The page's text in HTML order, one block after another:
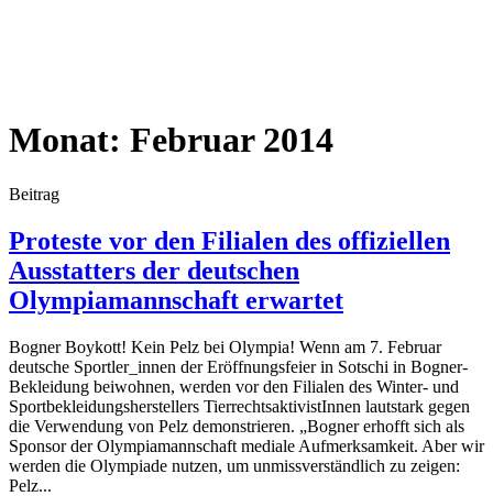
Monat: Februar 2014
Beitrag
Proteste vor den Filialen des offiziellen
Ausstatters der deutschen
Olympiamannschaft erwartet
Bogner Boykott! Kein Pelz bei Olympia! Wenn am 7. Februar
deutsche Sportler_innen der Eröffnungsfeier in Sotschi in Bogner-
Bekleidung beiwohnen, werden vor den Filialen des Winter- und
Sportbekleidungsherstellers TierrechtsaktivistInnen lautstark gegen
die Verwendung von Pelz demonstrieren. „Bogner erhofft sich als
Sponsor der Olympiamannschaft mediale Aufmerksamkeit. Aber wir
werden die Olympiade nutzen, um unmissverständlich zu zeigen:
Pelz...